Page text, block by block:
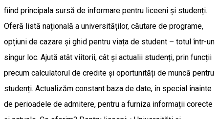
fiind principala sursă de informare pentru liceeni și studenți.
Oferă listă națională a universităților, căutare de programe,
opțiuni de cazare și ghid pentru viața de student – totul într-un
singur loc. Ajută atât viitorii, cât și actualii studenți, prin funcții
precum calculatorul de credite și oportunități de muncă pentru
studenți. Actualizăm constant baza de date, în special înainte
de perioadele de admitere, pentru a furniza informații corecte